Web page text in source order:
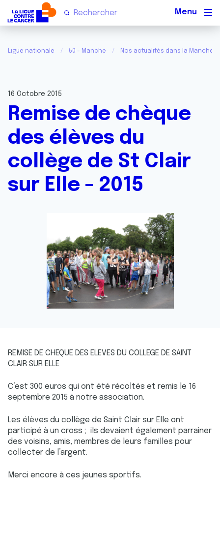
Ligue nationale 50 - Manche Nos actualités dans la Manche
16 Octobre 2015
Remise de chèque
des élèves du
collège de St Clair
sur Elle - 2015
REMISE DE CHEQUE DES ELEVES DU COLLEGE DE SAINT
CLAIR SUR ELLE
C’est 300 euros qui ont été récoltés et remis le 16
septembre 2015 à notre association.
Les élèves du collège de Saint Clair sur Elle ont
participé à un cross ; ils devaient également parrainer
des voisins, amis, membres de leurs familles pour
collecter de l’argent.
Merci encore à ces jeunes sportifs.